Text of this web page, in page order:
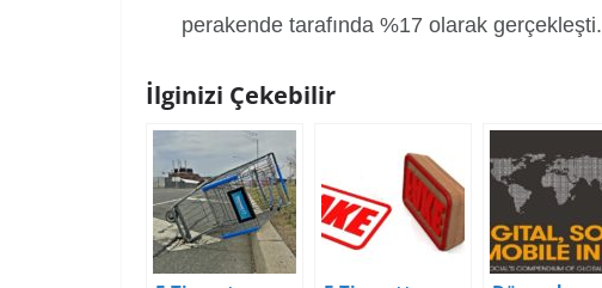
perakende tarafında %17 olarak gerçekleşti.
İlginizi Çekebilir